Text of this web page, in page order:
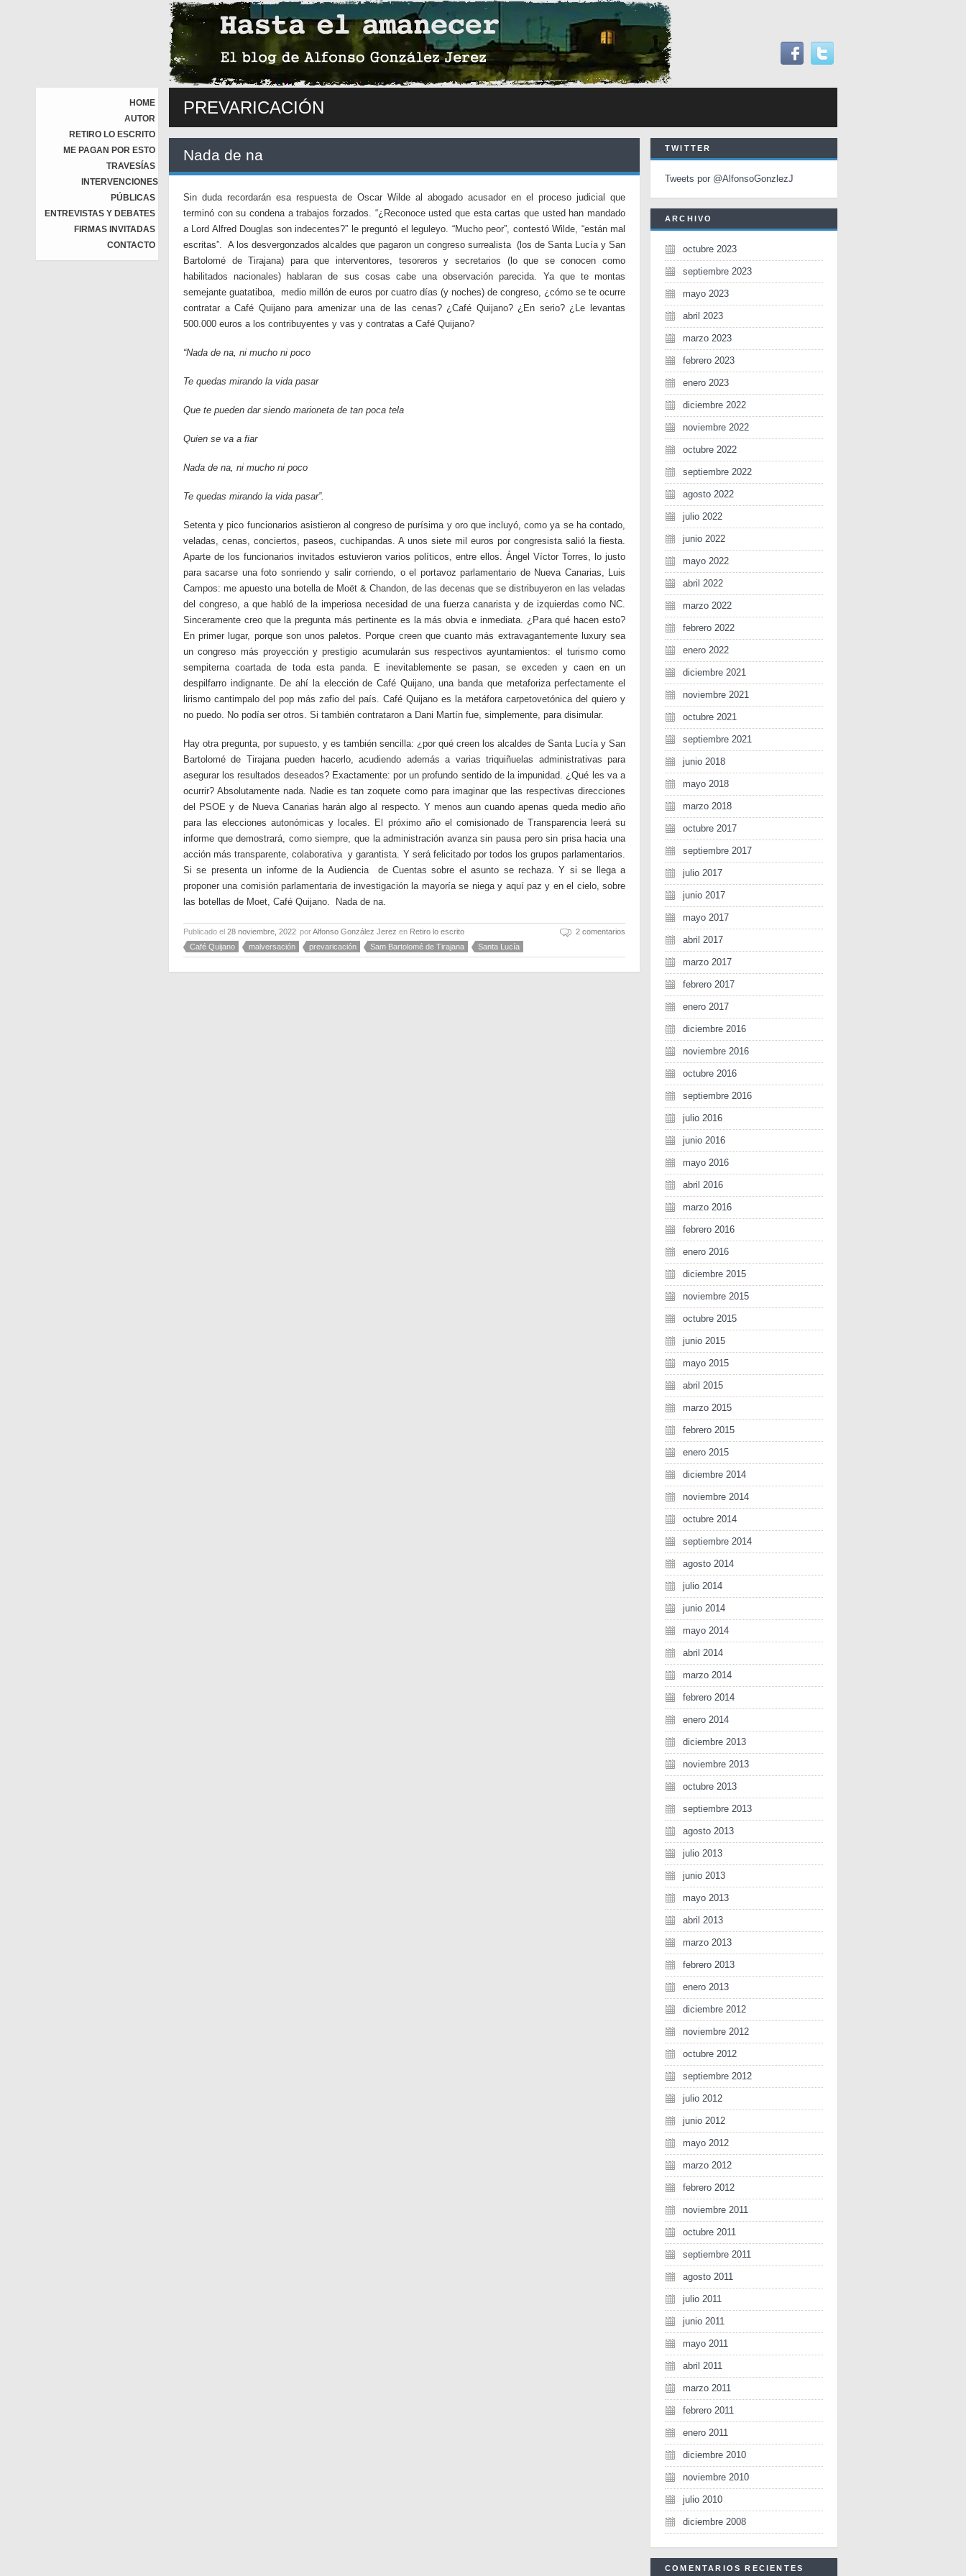
HOME
AUTOR
RETIRO LO ESCRITO
ME PAGAN POR ESTO
TRAVESÍAS
INTERVENCIONES
PÚBLICAS
ENTREVISTAS Y DEBATES
FIRMAS INVITADAS
CONTACTO
PREVARICACIÓN
Nada de na
Sin duda recordarán esa respuesta de Oscar Wilde al abogado acusador en el proceso judicial que
terminó con su condena a trabajos forzados. “¿Reconoce usted que esta cartas que usted han mandado
a Lord Alfred Douglas son indecentes?” le preguntó el leguleyo. “Mucho peor”, contestó Wilde, “están mal
escritas”. A los desvergonzados alcaldes que pagaron un congreso surrealista (los de Santa Lucía y San
Bartolomé de Tirajana) para que interventores, tesoreros y secretarios (lo que se conocen como
habilitados nacionales) hablaran de sus cosas cabe una observación parecida. Ya que te montas
semejante guatatiboa, medio millón de euros por cuatro días (y noches) de congreso, ¿cómo se te ocurre
contratar a Café Quijano para amenizar una de las cenas? ¿Café Quijano? ¿En serio? ¿Le levantas
500.000 euros a los contribuyentes y vas y contratas a Café Quijano?
“Nada de na, ni mucho ni poco
Te quedas mirando la vida pasar
Que te pueden dar siendo marioneta de tan poca tela
Quien se va a fiar
Nada de na, ni mucho ni poco
Te quedas mirando la vida pasar”.
Setenta y pico funcionarios asistieron al congreso de purísima y oro que incluyó, como ya se ha contado,
veladas, cenas, conciertos, paseos, cuchipandas. A unos siete mil euros por congresista salió la fiesta.
Aparte de los funcionarios invitados estuvieron varios políticos, entre ellos. Ángel Víctor Torres, lo justo
para sacarse una foto sonriendo y salir corriendo, o el portavoz parlamentario de Nueva Canarias, Luis
Campos: me apuesto una botella de Moët & Chandon, de las decenas que se distribuyeron en las veladas
del congreso, a que habló de la imperiosa necesidad de una fuerza canarista y de izquierdas como NC.
Sinceramente creo que la pregunta más pertinente es la más obvia e inmediata. ¿Para qué hacen esto?
En primer lugar, porque son unos paletos. Porque creen que cuanto más extravagantemente luxury sea
un congreso más proyección y prestigio acumularán sus respectivos ayuntamientos: el turismo como
sempiterna coartada de toda esta panda. E inevitablemente se pasan, se exceden y caen en un
despilfarro indignante. De ahí la elección de Café Quijano, una banda que metaforiza perfectamente el
lirismo cantimpalo del pop más zafio del país. Café Quijano es la metáfora carpetovetónica del quiero y
no puedo. No podía ser otros. Si también contrataron a Dani Martín fue, simplemente, para disimular.
Hay otra pregunta, por supuesto, y es también sencilla: ¿por qué creen los alcaldes de Santa Lucía y San
Bartolomé de Tirajana pueden hacerlo, acudiendo además a varias triquiñuelas administrativas para
asegurar los resultados deseados? Exactamente: por un profundo sentido de la impunidad. ¿Qué les va a
ocurrir? Absolutamente nada. Nadie es tan zoquete como para imaginar que las respectivas direcciones
del PSOE y de Nueva Canarias harán algo al respecto. Y menos aun cuando apenas queda medio año
para las elecciones autonómicas y locales. El próximo año el comisionado de Transparencia leerá su
informe que demostrará, como siempre, que la administración avanza sin pausa pero sin prisa hacia una
acción más transparente, colaborativa y garantista. Y será felicitado por todos los grupos parlamentarios.
Si se presenta un informe de la Audiencia de Cuentas sobre el asunto se rechaza. Y si se llega a
proponer una comisión parlamentaria de investigación la mayoría se niega y aquí paz y en el cielo, sobre
las botellas de Moet, Café Quijano. Nada de na.
Publicado el 28 noviembre, 2022 porAlfonso González Jerez en Retiro lo escrito
2 comentarios
Café Quijano
malversación prevaricación Sam Bartolomé de Tirajana Santa Lucía
TWITTER
Tweets por @AlfonsoGonzlezJ
ARCHIVO
octubre 2023
septiembre 2023
mayo 2023
abril 2023
marzo 2023
febrero 2023
enero 2023
diciembre 2022
noviembre 2022
octubre 2022
septiembre 2022
agosto 2022
julio 2022
junio 2022
mayo 2022
abril 2022
marzo 2022
febrero 2022
enero 2022
diciembre 2021
noviembre 2021
octubre 2021
septiembre 2021
junio 2018
mayo 2018
marzo 2018
octubre 2017
septiembre 2017
julio 2017
junio 2017
mayo 2017
abril 2017
marzo 2017
febrero 2017
enero 2017
diciembre 2016
noviembre 2016
octubre 2016
septiembre 2016
julio 2016
junio 2016
mayo 2016
abril 2016
marzo 2016
febrero 2016
enero 2016
diciembre 2015
noviembre 2015
octubre 2015
junio 2015
mayo 2015
abril 2015
marzo 2015
febrero 2015
enero 2015
diciembre 2014
noviembre 2014
octubre 2014
septiembre 2014
agosto 2014
julio 2014
junio 2014
mayo 2014
abril 2014
marzo 2014
febrero 2014
enero 2014
diciembre 2013
noviembre 2013
octubre 2013
septiembre 2013
agosto 2013
julio 2013
junio 2013
mayo 2013
abril 2013
marzo 2013
febrero 2013
enero 2013
diciembre 2012
noviembre 2012
octubre 2012
septiembre 2012
julio 2012
junio 2012
mayo 2012
marzo 2012
febrero 2012
noviembre 2011
octubre 2011
septiembre 2011
agosto 2011
julio 2011
junio 2011
mayo 2011
abril 2011
marzo 2011
febrero 2011
enero 2011
diciembre 2010
noviembre 2010
julio 2010
diciembre 2008
COMENTARIOS RECIENTES